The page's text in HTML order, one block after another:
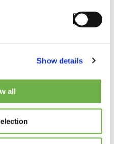
Show details
all